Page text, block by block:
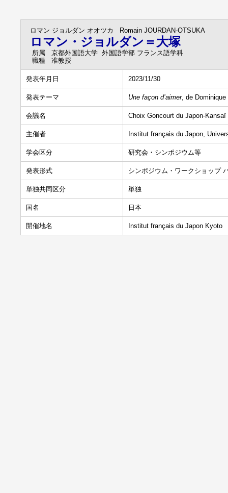
ロマン ジョルダン オオツカ Romain JOURDAN-OTSUKA
ロマン・ジョルダン＝大塚
所属
京都外国語大学 外国語学部 フランス語学科
職種
准教授
発表年月日 2023/11/30
発表テーマ Une façon d’aimer, de Dominique
会議名 Choix Goncourt du Japon-Kansaï
主催者 Institut français du Japon,
学会区分 研究会・シンポジウム等
発表形式 シンポジウム・ワークショップ
単独共同区分 単独
国名 日本
開催地名 Institut français du Japon Kyoto